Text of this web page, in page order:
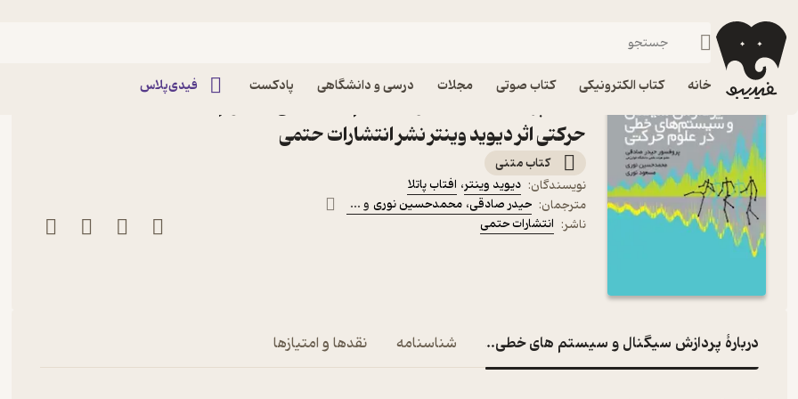
خانه کتاب الکترونیکی کتاب صوتی مجلات درسی و دانشگاهی پادکست فیدی‌پلاس
فیدیبو کتاب الکترونیکی
حرکتی اثر دیوید وینتر نشر انتشارات حتمی
کتاب متنی
نویسندگان: دیوید وینتر، افتاب پاتلا
مترجمان: حیدر صادقی، محمدحسین نوری و ...
ناشر: انتشارات حتمی
دربارۀ پردازش سیگنال و سیستم های خطی در علوم حرکتی
شناسنامه نقدها و امتیازها